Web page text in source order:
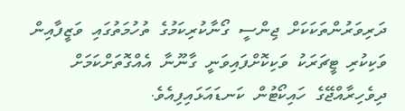
ދަރިވަރުންތަކަކަށް ޖިންސީ ގޯނާކުރިކަމުގެ ތުހުމަތުގައި ވަޒީފާއިން
ވަކިކުރި ޓީޗަރަކު ވަކިކޮށްފައިވަނީ ގާނޫނާ އެއްގޮތަށްކަމަށް
ދިވެހިރާއްޖޭގެ ހައިކޯޓުން ކަނޑައަޅައިފިއެވެ.